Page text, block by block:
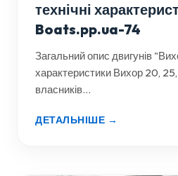
технічні
Boats.pp.ua-74
Загальний опис двигунів
характеристики Вихор 20,
власників...
ДЕТАЛЬНІШЕ →